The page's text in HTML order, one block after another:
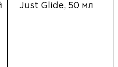
Just Glide, 50 мл